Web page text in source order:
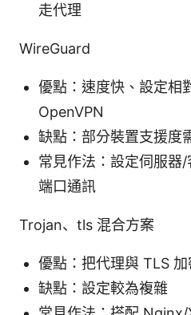
走代理
WireGuard
優點：速度快、設定相
OpenVPN
缺點：部分裝置支援度
常見作法：設定伺服器
端口通訊
Trojan、tls 混合方案
優點：把代理與 TLS
缺點：設定較為複雜